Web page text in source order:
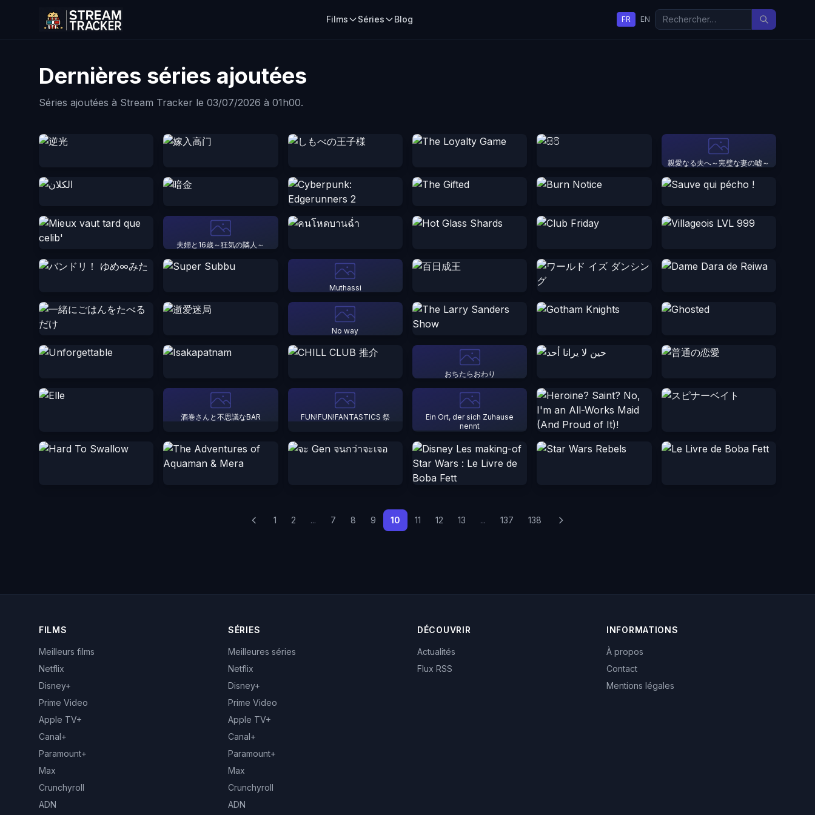
Films Séries Blog FR EN
Dernières séries ajoutées
Séries ajoutées à Stream Tracker le 03/07/2026 à 01h00.
親愛なる夫へ～完璧な妻の嘘～
夫婦と16歳～狂気の隣人～
Muthassi
No way
おちたらおわり
酒巻さんと不思議なBAR FUN!FUN!FANTASTICS 祭
Ein Ort, der sich Zuhause
nennt
1 2 ... 7 8 9 10 11 12 13 ... 137 138
FILMS
Meilleurs films
Netflix
Disney+
Prime Video
Apple TV+
Canal+
Paramount+
Max
Crunchyroll
ADN
SÉRIES
Meilleures séries
Netflix
Disney+
Prime Video
Apple TV+
Canal+
Paramount+
Max
Crunchyroll
ADN
DÉCOUVRIR
Actualités
Flux RSS
INFORMATIONS
À propos
Contact
Mentions légales